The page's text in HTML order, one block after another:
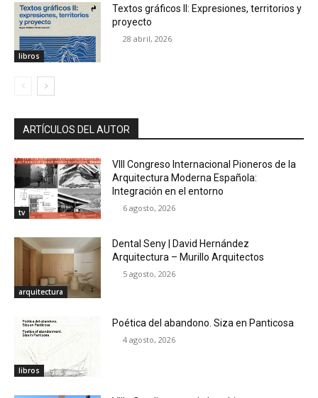
libros
Textos gráficos II: Expresiones, territorios y
proyecto
28 abril, 2026
ARTÍCULOS DEL AUTOR
tv
VIII Congreso Internacional Pioneros de la
Arquitectura Moderna Española:
Integración en el entorno
6 agosto, 2026
arquitectura
Dental Seny | David Hernández
Arquitectura – Murillo Arquitectos
5 agosto, 2026
libros
Poética del abandono. Siza en Panticosa
4 agosto, 2026